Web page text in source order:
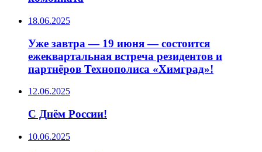
18.06.2025
Уже завтра — 19 июня — состоится
ежеквартальная встреча резидентов и
партнёров Технополиса «Химград»!
12.06.2025
С Днём России!
10.06.2025